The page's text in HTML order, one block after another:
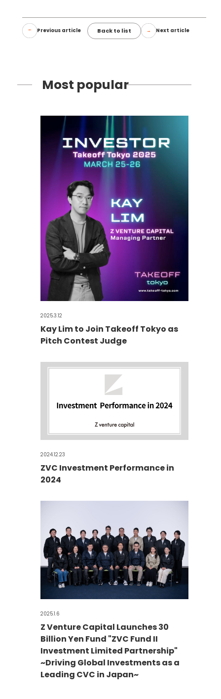
Previous article Back to list Next article
Most popular
2025.3.12
Kay Lim to Join Takeoff Tokyo as
Pitch Contest Judge
2024.12.23
ZVC Investment Performance in
2024
2025.1.6
Z Venture Capital Launches 30
Billion Yen Fund "ZVC Fund II
Investment Limited Partnership"
~Driving Global Investments as a
Leading CVC in Japan~